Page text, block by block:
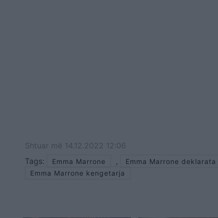
Shtuar më 14.12.2022 12:06
Tags:
Emma Marrone ,
Emma Marrone deklarata
Emma Marrone kengetarja